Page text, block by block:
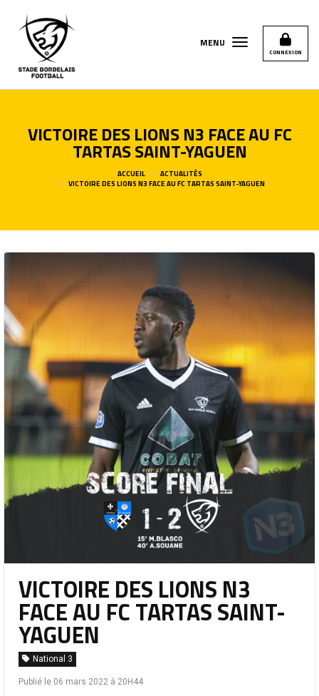
CONNEXION
MENU
VICTOIRE DES LIONS N3 FACE AU FC
TARTAS SAINT-YAGUEN
ACCUEIL
ACTUALITÉS
VICTOIRE DES LIONS N3 FACE AU FC TARTAS SAINT-YAGUEN
VICTOIRE DES LIONS N3
FACE AU FC TARTAS SAINT-
YAGUEN
National 3
Publié le 06 mars 2022 à 20H44